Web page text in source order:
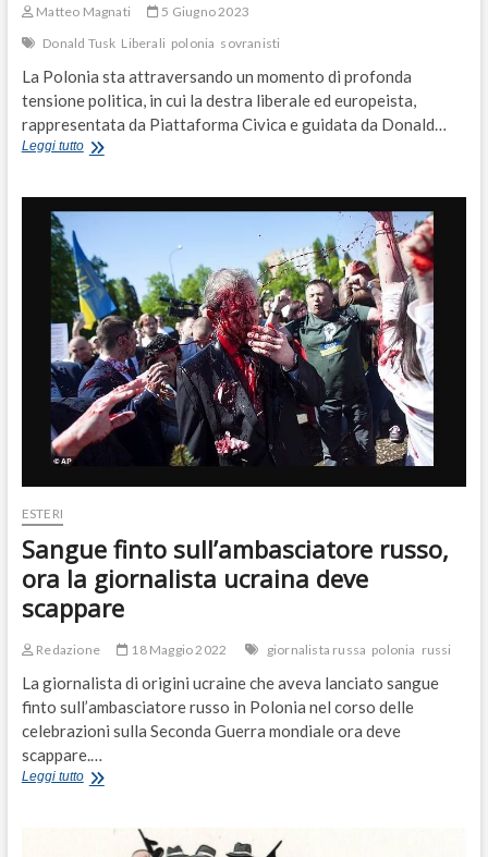
Matteo Magnati
5 Giugno 2023
Donald Tusk Liberali polonia sovranisti
La Polonia sta attraversando un momento di profonda
tensione politica, in cui la destra liberale ed europeista,
rappresentata da Piattaforma Civica e guidata da Donald…
Leggi tuttoAnche
destra
liberale
che
si
oppone
al
sovranismo
ESTERI
Sangue finto sull’ambasciatore russo,
ora la giornalista ucraina deve
scappare
Redazione 18 Maggio 2022 giornalista russa polonia russi
La giornalista di origini ucraine che aveva lanciato sangue
finto sull’ambasciatore russo in Polonia nel corso delle
celebrazioni sulla Seconda Guerra mondiale ora deve
scappare.…
Leggi tuttoSangue
russo,